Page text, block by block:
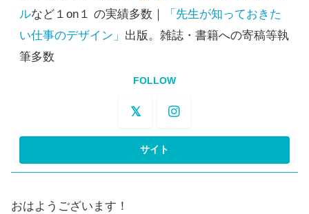
ルなど１on１ の実績多数｜
「先生が知っておきた
い仕事のデザイン」 出版。雑誌・書籍への寄稿等執
筆多数
FOLLOW
おはようございます！